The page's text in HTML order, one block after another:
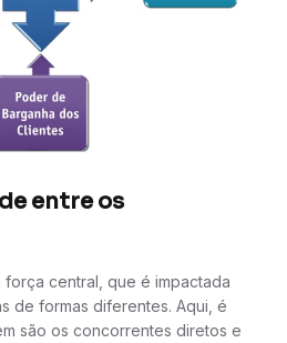
entre os
central, que é impactada
de formas diferentes. Aqui, é
são os concorrentes diretos e